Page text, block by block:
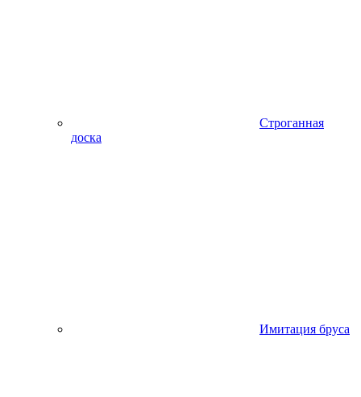
Строганная
доска
Имитация бруса